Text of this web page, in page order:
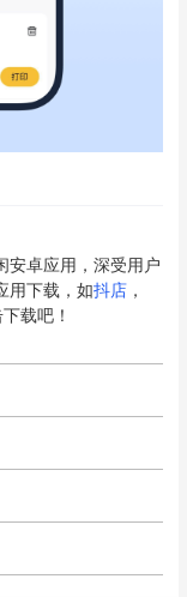
卓应用，深受用户
用下载，如抖店，
载吧！